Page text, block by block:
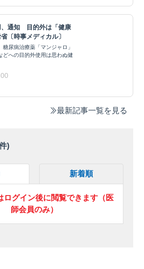
、通知 目的外は「健康
〔時事メディカル〕
尿病治療薬「マンジャロ」
どへの目的外使用は思わぬ健
最新記事一覧を見る
)
新着順
グイン後に閲覧できます（医
師会員のみ）